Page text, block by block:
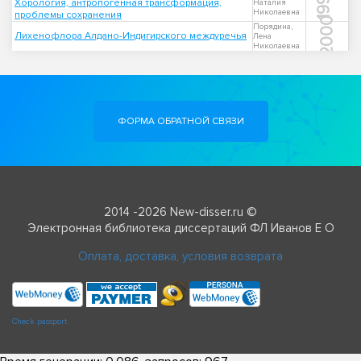
Хорология, антропогенная трансформация,
проблемы сохранения
Наталия
Николаевна
Лихенофлора Алдано-Индигирского междуречья
Порядина,
Лена
Николаевна
2000
ФОРМА ОБРАТНОЙ СВЯЗИ
2014 -2026 New-disser.ru ©
Электронная библиотека диссертаций ФЛ Иванов Е О
Оплата, доставка, условия возврата
Check passport